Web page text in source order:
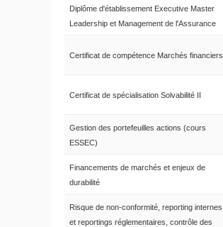
Diplôme d'établissement Executive Master
Leadership et Management de l'Assurance
Certificat de compétence Marchés financiers
Certificat de spécialisation Solvabilité II
Gestion des portefeuilles actions (cours
ESSEC)
Financements de marchés et enjeux de
durabilité
Risque de non-conformité, reporting internes
et reportings réglementaires, contrôle des